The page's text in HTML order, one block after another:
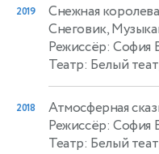
2019 Снежная королева
Снеговик,
Режиссёр: София
Театр: Белый
2018 Атмосферная
Режиссёр: София
Театр: Белый